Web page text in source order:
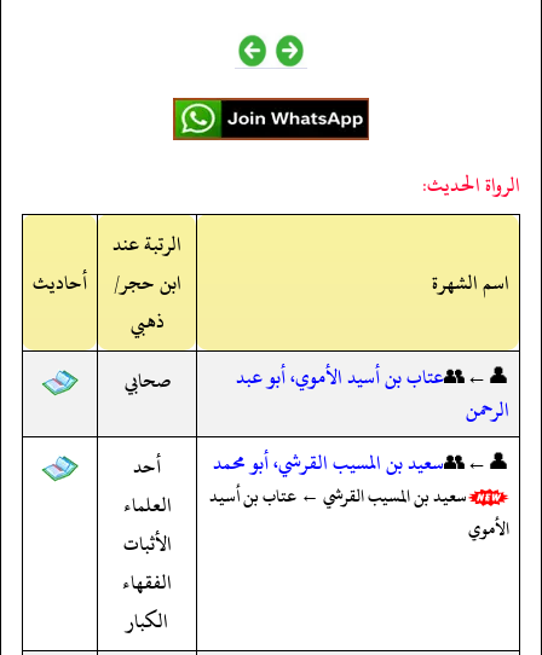
الرواة الحديث:
اسم الشهرة
الرتبة عند
ابن حجر/
ذهبي
أحاديث
👤←👥عتاب بن أسيد الأموي، أبو عبد
الرحمن
صحابي
👤←👥سعيد بن المسيب القرشي، أبو محمد
سعيد بن المسيب القرشي ← عتاب بن أسيد
الأموي
أحد
العلماء
الأثبات
الفقهاء
الكبار